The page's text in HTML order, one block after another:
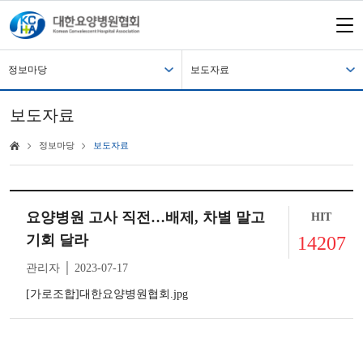
정보마당 보도자료
보도자료
정보마당 보도자료
요양병원 고사 직전…배제, 차별 말고
기회 달라
관리자 │ 2023-07-17
[가로조합]대한요양병원협회.jpg
HIT
14207